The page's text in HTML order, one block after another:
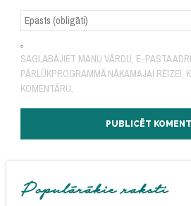
SAGLABĀJIET MANU VĀRDU, E-PASTA
PĀRLŪKPROGRAMMĀ NĀKAMAJAI REIZEI,
KOMENTĀRU.
Populārākie raksti